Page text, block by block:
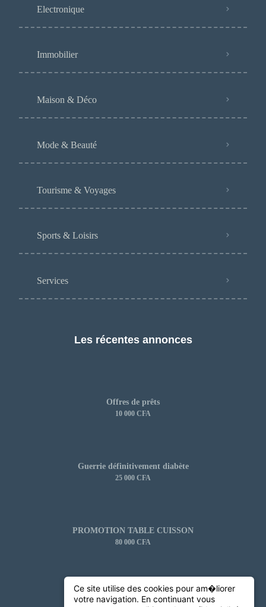
Electronique
Immobilier
Maison & Déco
Mode & Beauté
Tourisme & Voyages
Sports & Loisirs
Services
Les récentes annonces
Offres de prêts
10 000 CFA
Guerrie définitivement diabète
25 000 CFA
PROMOTION TABLE CUISSON
80 000 CFA
HP POBOOK 640 G2 CORE I7
Ce site utilise des cookies pour am�liorer
votre navigation. En continuant vous